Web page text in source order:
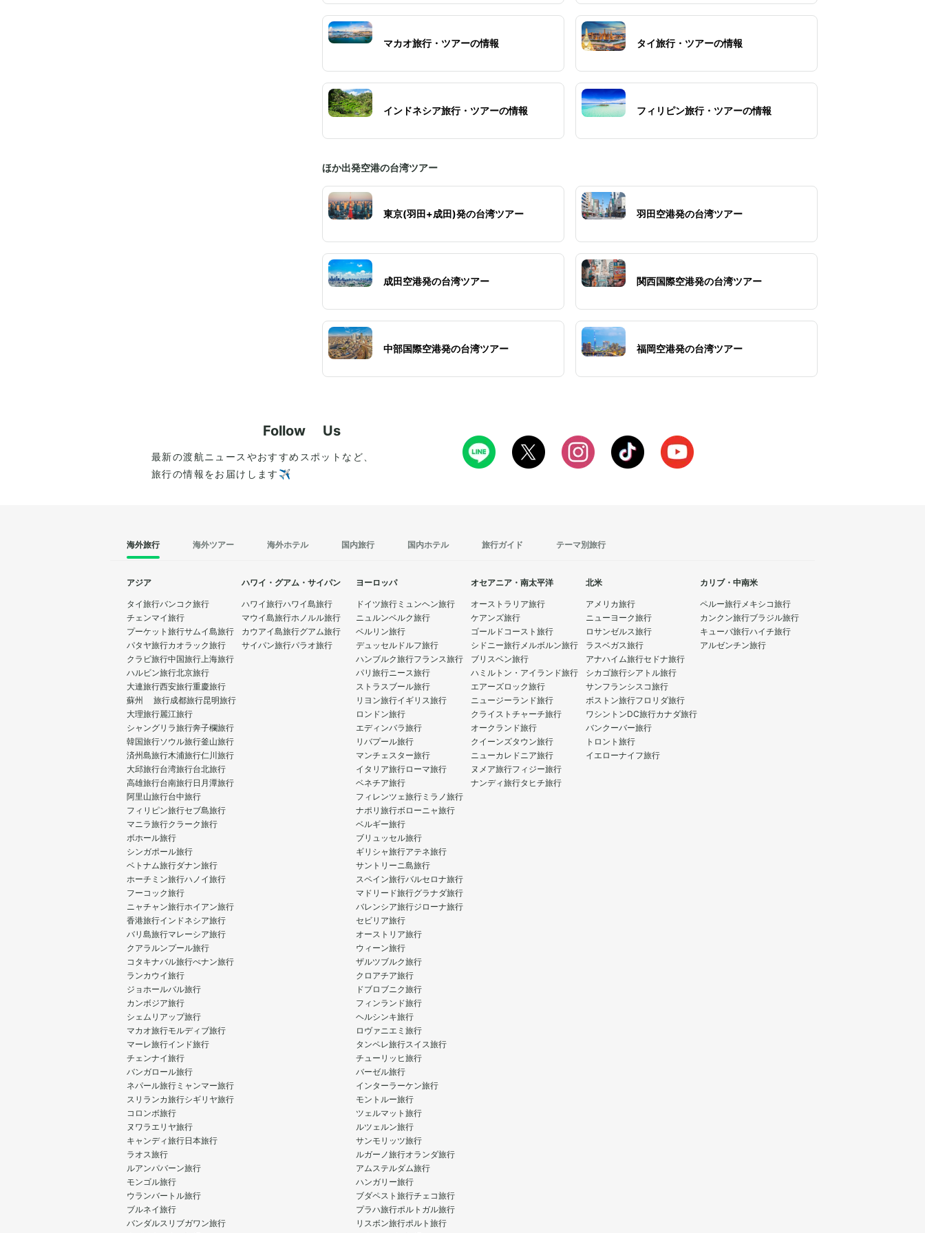
マカオ旅行・ツアーの情報 タイ旅行・ツアーの情報
インドネシア旅行・ツアーの情報 フィリピン旅行・ツアーの情報
ほか出発空港の台湾ツアー
東京(羽田+成田)発の台湾ツアー 羽田空港発の台湾ツアー
成田空港発の台湾ツアー 関西国際空港発の台湾ツアー
中部国際空港発の台湾ツアー 福岡空港発の台湾ツアー
Follow Us
最新の渡航ニュースやおすすめスポットなど、
旅行の情報をお届けします✈️
海外旅行 海外ツアー 海外ホテル 国内旅行 国内ホテル 旅行ガイド テーマ別旅行
アジア
タイ旅行バンコク旅行
チェンマイ旅行
プーケット旅行サムイ島旅行
パタヤ旅行カオラック旅行
クラビ旅行中国旅行上海旅行
ハルビン旅行北京旅行
大連旅行西安旅行重慶旅行
蘇州 旅行成都旅行昆明旅行
大理旅行麗江旅行
シャングリラ旅行奔子欄旅行
韓国旅行ソウル旅行釜山旅行
済州島旅行木浦旅行仁川旅行
大邱旅行台湾旅行台北旅行
高雄旅行台南旅行日月潭旅行
阿里山旅行台中旅行
フィリピン旅行セブ島旅行
マニラ旅行クラーク旅行
ボホール旅行
シンガポール旅行
ベトナム旅行ダナン旅行
ホーチミン旅行ハノイ旅行
フーコック旅行
ニャチャン旅行ホイアン旅行
香港旅行インドネシア旅行
バリ島旅行マレーシア旅行
クアラルンプール旅行
コタキナバル旅行ぺナン旅行
ランカウイ旅行
ジョホールバル旅行
カンボジア旅行
シェムリアップ旅行
マカオ旅行モルディブ旅行
マーレ旅行インド旅行
チェンナイ旅行
バンガロール旅行
ネパール旅行 ミャンマー旅行
スリランカ旅行シギリヤ旅行
コロンボ旅行
ヌワラエリヤ旅行
キャンディ旅行日本旅行
ラオス旅行
ルアンパバーン旅行
モンゴル旅行
ウランバートル旅行
ブルネイ旅行
バンダルスリブガワン旅行
ハワイ・グアム・サイパン
ハワイ旅行ハワイ島旅行
マウイ島旅行ホノルル旅行
カウアイ島旅行グアム旅行
サイパン旅行パラオ旅行
ヨーロッパ
ドイツ旅行 ミュンヘン旅行
ニュルンベルク旅行
ベルリン旅行
デュッセルドルフ旅行
ハンブルク旅行フランス旅行
パリ旅行ニース旅行
ストラスブール旅行
リヨン旅行イギリス旅行
ロンドン旅行
エディンバラ旅行
リバプール旅行
マンチェスター旅行
イタリア旅行ローマ旅行
ベネチア旅行
フィレンツェ旅行 ミラノ旅行
ナポリ旅行ボローニャ旅行
ベルギー旅行
ブリュッセル旅行
ギリシャ旅行アテネ旅行
サントリーニ島旅行
スペイン旅行バルセロナ旅行
マドリード旅行グラナダ旅行
バレンシア旅行ジローナ旅行
セビリア旅行
オーストリア旅行
ウィーン旅行
ザルツブルク旅行
クロアチア旅行
ドブロブニク旅行
フィンランド旅行
ヘルシンキ旅行
ロヴァニエミ旅行
タンペレ旅行スイス旅行
チューリッヒ旅行
バーゼル旅行
インターラーケン旅行
モントルー旅行
ツェルマット旅行
ルツェルン旅行
サンモリッツ旅行
ルガーノ旅行オランダ旅行
アムステルダム旅行
ハンガリー旅行
ブダペスト旅行チェコ旅行
プラハ旅行ポルトガル旅行
リスボン旅行ポルト旅行
オセアニア・南太平洋
オーストラリア旅行
ケアンズ旅行
ゴールドコースト旅行
シドニー旅行メルボルン旅行
ブリスベン旅行
ハミルトン・アイランド旅行
エアーズロック旅行
ニュージーランド旅行
クライストチャーチ旅行
オークランド旅行
クイーンズタウン旅行
ニューカレドニア旅行
ヌメア旅行フィジー旅行
ナンディ旅行タヒチ旅行
北米
アメリカ旅行
ニューヨーク旅行
ロサンゼルス旅行
ラスベガス旅行
アナハイム旅行セドナ旅行
シカゴ旅行シアトル旅行
サンフランシスコ旅行
ボストン旅行フロリダ旅行
ワシントンDC旅行カナダ旅行
バンクーバー旅行
トロント旅行
イエローナイフ旅行
カリブ・中南米
ペルー旅行メキシコ旅行
カンクン旅行ブラジル旅行
キューバ旅行ハイチ旅行
アルゼンチン旅行